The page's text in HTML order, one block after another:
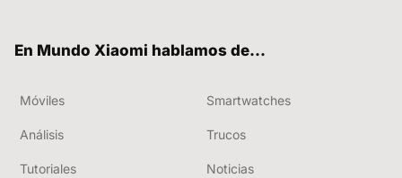
En Mundo Xiaomi hablamos de...
Móviles Smartwatches
Análisis Trucos
Tutoriales Noticias